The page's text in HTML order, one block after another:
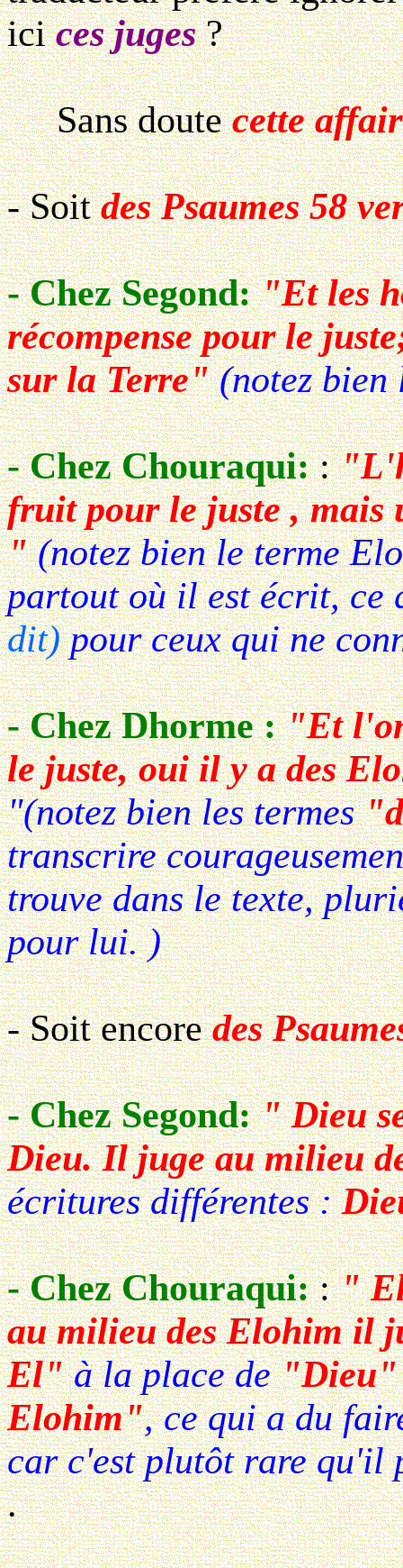
icices juges?
Sans doutecette
- Soitdes Psaumes 58
- Chez Segond: "Et les
récompense pour le
sur la Terre" (notez bien
- Chez Chouraqui::
fruit pour le juste , mais
"(notez bien le terme
partout où il est écrit, ce
dit)pour ceux qui ne
- Chez Dhorme : "Et
le juste, oui il y a des
"(notez bien les termes
transcrire
trouve dans le texte,
pour lui. )
- Soit encoredes
- Chez Segond: " Dieu
Dieu. Il juge au milieu
écritures différentes :
- Chez Chouraqui::"
au milieu des Elohim il
El"à la place de
Elohim", ce qui a du
car c'est plutôt rare qu'il
.